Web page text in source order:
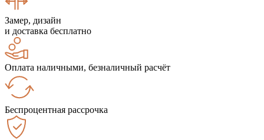
Замер, дизайн
и доставка бесплатно
Оплата наличными, безналичный расчёт
Беспроцентная рассрочка